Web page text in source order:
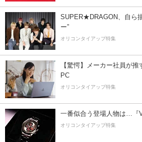
SUPER★DRAGON、自ら
ー”
オリコンタイアップ特集
【驚愕】メーカー社員が
PC
オリコンタイアップ特集
一番似合う登場人物は…『
オリコンタイアップ特集